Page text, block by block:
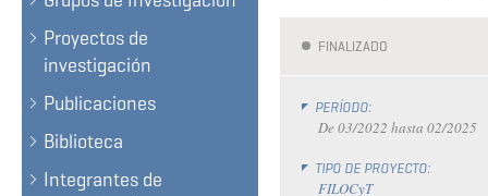
Proyectos de
investigación
Publicaciones
Biblioteca
Integrantes de
FINALIZADO
PERÍODO:
De 03/2022 hasta 02/2025
TIPO DE PROYECTO:
FILOCyT